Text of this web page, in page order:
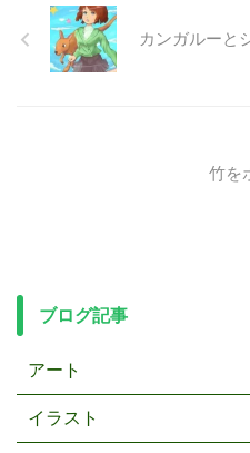
カンガルーと
竹を
ブログ記事
アート
イラスト